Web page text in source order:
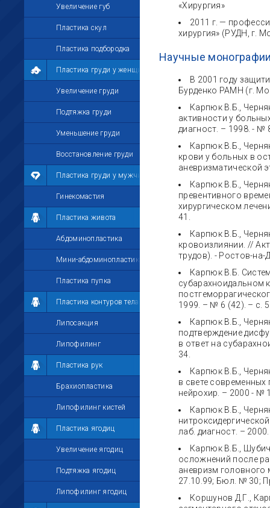
Увеличение губ
Пластика скул
Пластика подбородка
Пластика груди у женщин
Увеличение груди
Подтяжка груди
Уменьшение груди
Восстановление груди
Пластика груди у мужчин
Гинекомастия
Пластика живота
Абдоминопластика
Мини-абдоминопластика
Пластика пупка
Пластика контуров тела
Липосакция
Липофилинг
Пластика рук
Брахиопластика
Липофилинг кистей
Пластика ягодиц
Увеличение ягодиц
Подтяжка ягодиц
Липофилинг ягодиц
«Хирургия»
2011 г. —
хирургия» (РУДН, г.
Научные
В 2001 году
Бурденко РАМН (г.
Карпюк В.Б.,
активности у
диагност. – 1998. - №
Карпюк В.Б.,
крови у больных в
аневризматической
Карпюк В.Б.,
превентивного
хирургическом
41.
Карпюк В.Б.,
кровоизлиянии. //
трудов). - Ростов-на-
Карпюк В.Б.
субарахноидальном
1999. – № 6 (42). – с.
Карпюк В.Б.,
подтверждение
в ответ на
34.
Карпюк В.Б.,
в свете
нейрохир. – 2000 - №
Карпюк В.Б.,
лаб. диагност. –
Карпюк В.Б.,
осложнений после
аневризм головного
27.10.99; Бюл. № 30;
Коршунов Д.Г.,